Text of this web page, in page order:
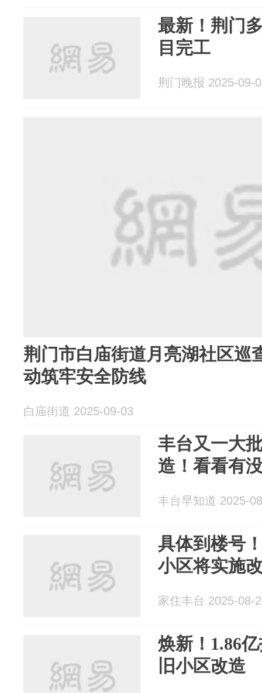
最新！荆门
目完工
荆门晚报 2025-09-
荆门市白庙街道月亮湖社区
动筑牢安全防线
白庙街道 2025-09-03
丰台又一大
造！看看有
丰台早知道 2025-
具体到楼号
小区将实施
家住丰台 2025-08-
焕新！1.86
旧小区改造